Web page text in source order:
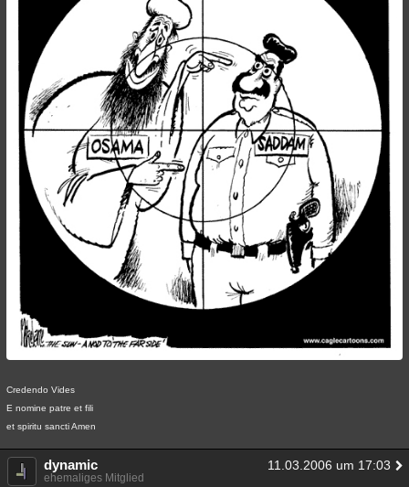
Credendo Vides
E nomine patre et fili
et spiritu sancti Amen
dynamic 11.03.2006 um 17:03
ehemaliges Mitglied